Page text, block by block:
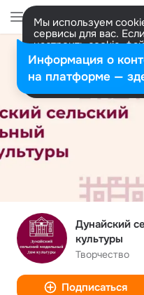
Мы используем
сервисы для вас.
настроить cookie-
представитель.
Разрешить все
Дунайский
культуры
Творчество
Подписаться
Информация о
на платформе —